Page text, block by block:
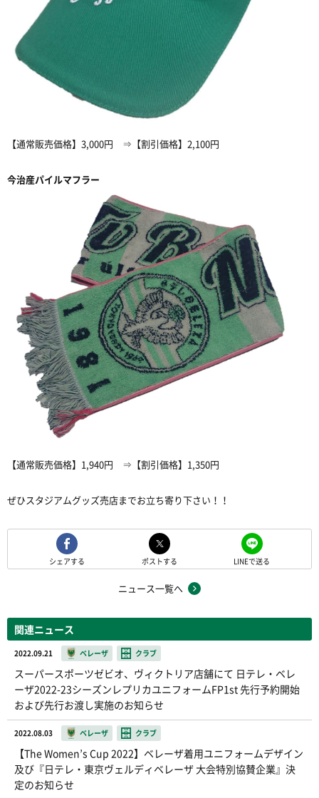
【通常販売価格】3,000円 ⇒【割引価格】2,100円
今治産パイルマフラー
【通常販売価格】1,940円 ⇒【割引価格】1,350円
ぜひスタジアムグッズ売店までお立ち寄り下さい！！
シェアする ポストする LINEで送る
ニュース一覧へ
関連ニュース
2022.09.21 ベレーザ クラブ
スーパースポーツゼビオ、ヴィクトリア店舗にて 日テレ・ベレ
ーザ2022-23シーズンレプリカユニフォームFP1st 先行予約開始
および先行お渡し実施のお知らせ
2022.08.03 ベレーザ クラブ
【The Women’s Cup 2022】ベレーザ着用ユニフォームデザイン
及び『日テレ・東京ヴェルディベレーザ 大会特別協賛企業』決
定のお知らせ